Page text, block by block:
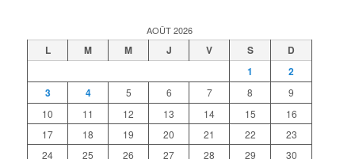
AOÛT 2026
L M M J V S
D
1
2
3
4 5 6 7 8
9
10
11 12 13 14 15
16
17
18 19 20 21 22
23
24
25 26 27 28 29 30